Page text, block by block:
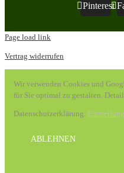
Pinterest
Page load link
Vertrag widerrufen
Wir verwenden Cookies und
für Sie optimal zu gestalten.
Datenschutzerklärung.
ABLEHNEN